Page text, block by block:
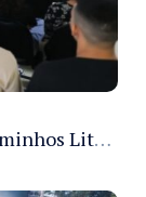
Sejusc participa da 5ª edição do Caminhos Literários com foco na cultura hip-hop nas unidades socioeducativas